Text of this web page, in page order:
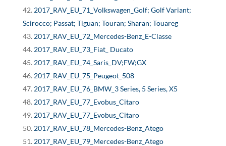
2017_RAV_EU_71_Volkswagen_Golf; Golf Variant;
Scirocco; Passat; Tiguan; Touran; Sharan; Touareg
2017_RAV_EU_72_Mercedes-Benz_E-Classe
2017_RAV_EU_73_Fiat_ Ducato
2017_RAV_EU_74_Saris_DV;FW;GX
2017_RAV_EU_75_Peugeot_508
2017_RAV_EU_76_BMW_3 Series, 5 Series, X5
2017_RAV_EU_77_Evobus_Citaro
2017_RAV_EU_77_Evobus_Citaro
2017_RAV_EU_78_Mercedes-Benz_Atego
2017_RAV_EU_79_Mercedes-Benz_Atego